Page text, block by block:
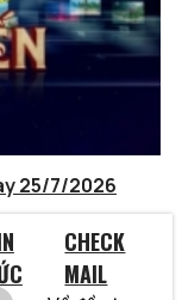
25/7/2026
CHECK
MAIL